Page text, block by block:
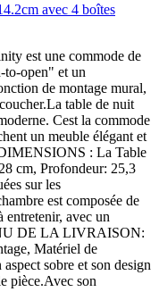
avec 4 boîtes
est une commode de
to-open" et un
de montage mural,
table de nuit
Cest la commode
un meuble élégant et
: La Table
cm, Profondeur: 25,3
sur les
est composée de
entretenir, avec un
DE LA LIVRAISON:
Matériel de
sobre et son design
pièce.Avec son